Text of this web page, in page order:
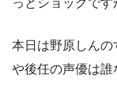
っとショックです
本日は野原しん
や後任の声優は誰